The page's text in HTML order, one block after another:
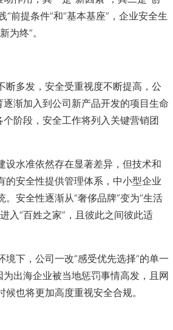
前提条件”和“基本基座”，企业安全生
为终”。
多发，安全受重视度不断提高，公
渐加入到公司新产品开发的项目生命
阶段，安全工作将列入关键营销团
水准依然存在显著差异，但技术和
安全性提供管理体系，中小型企业
安全性逐渐从“奢侈品牌”变为“生活
入“百姓之家”，且彼此之间彼此适
下，公司一改“感受优先选择”的单一
出海企业被当地惩罚事情高发，且网
也将更加高度重视安全合规。